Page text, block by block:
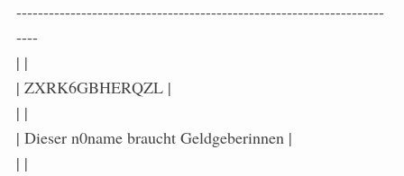
--------------------------------------------------------------------
----
| |
| ZXRK6GBHERQZL |
| |
| Dieser n0name braucht Geldgeberinnen |
| |